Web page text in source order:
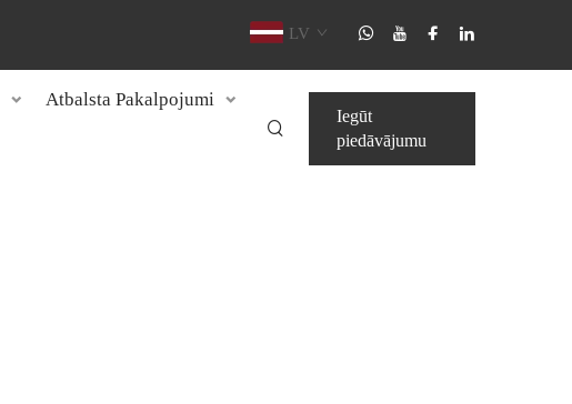
LV
Atbalsta Pakalpojumi
Iegūt
piedāvājumu